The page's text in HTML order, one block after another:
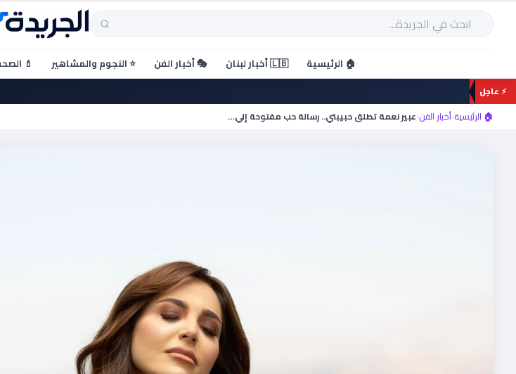
تخطي
المحتوى
بحث
🏠 الرئيسية 🇱🇧 أخبار لبنان 🎭 أخبار الفن ⭐ النجوم والمشاهير 💄
⚡ عاجل
🏠 الرئيسية›أخبار الفن›عبير نعمة تطلق حبيبتي.. رسالة حب مفتوحة إلي…